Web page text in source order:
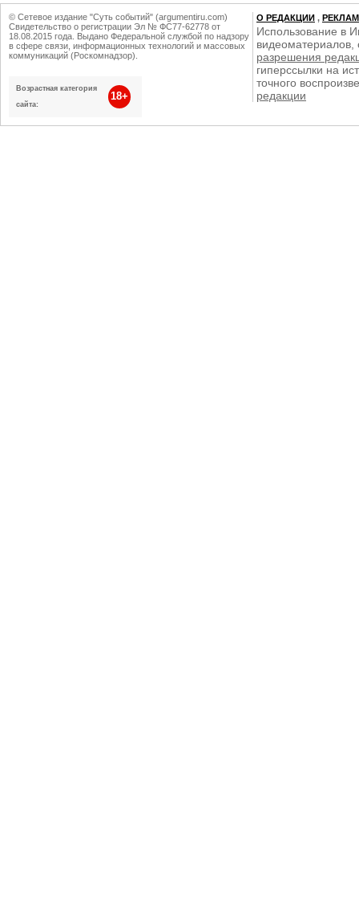
© Сетевое издание "Суть событий" (argumentiru.com)
Свидетельство о регистрации Эл № ФС77-62778 от
18.08.2015 года. Выдано Федеральной службой по надзору
в сфере связи, информационных технологий и массовых
коммуникаций (Роскомнадзор).
Возрастная категория
сайта:
18+
О РЕДАКЦИИ ,
Использование в
видеоматериалов,
разрешения
гиперссылки на
точного
редакции